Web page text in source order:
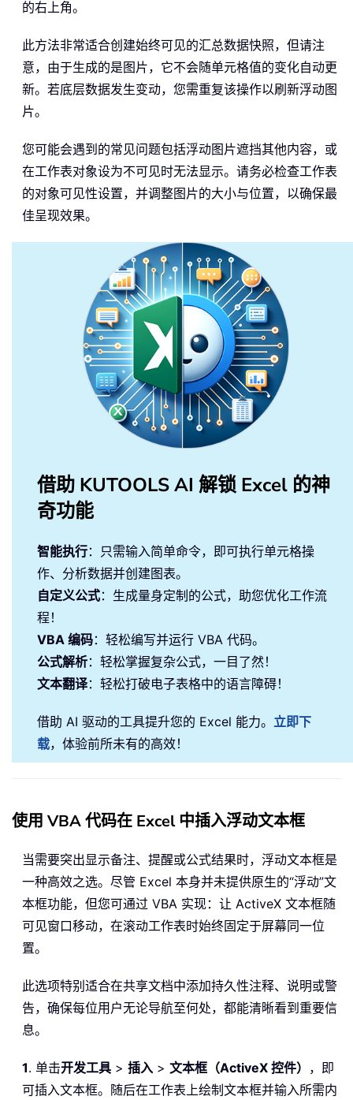
的右上角。
此方法非常适合创建始终可见的汇总数据快照，但请注
意，由于生成的是图片，它不会随单元格值的变化自动更
新。若底层数据发生变动，您需重复该操作以刷新浮动图
片。
您可能会遇到的常见问题包括浮动图片遮挡其他内容，或
在工作表对象设为不可见时无法显示。请务必检查工作表
的对象可见性设置，并调整图片的大小与位置，以确保最
佳呈现效果。
借助 KUTOOLS AI 解锁 Excel 的神
奇功能
智能执行：只需输入简单命令，即可执行单元格操
作、分析数据并创建图表。
自定义公式：生成量身定制的公式，助您优化工作流
程！
VBA 编码：轻松编写并运行 VBA 代码。
公式解析：轻松掌握复杂公式，一目了然！
文本翻译：轻松打破电子表格中的语言障碍！
借助 AI 驱动的工具提升您的 Excel 能力。 立即下
载，体验前所未有的高效！
使用 VBA 代码在 Excel 中插入浮动文本框
当需要突出显示备注、提醒或公式结果时，浮动文本框是
一种高效之选。尽管 Excel 本身并未提供原生的“浮动”文
本框功能，但您可通过 VBA 实现：让 ActiveX 文本框随
可见窗口移动，在滚动工作表时始终固定于屏幕同一位
置。
此选项特别适合在共享文档中添加持久性注释、说明或警
告，确保每位用户无论导航至何处，都能清晰看到重要信
息。
1. 单击开发工具 > 插入 > 文本框（ActiveX 控件） ，即
可插入文本框。随后在工作表上绘制文本框并输入所需内